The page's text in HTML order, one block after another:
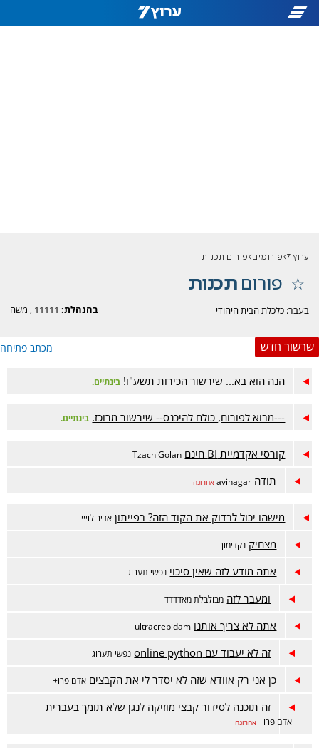
ערוץ 7 פורומים פורום תכנות
פורוםתכנות
בהנהלת: 11111
, משה בעבר: כלכלת הבית היהודי
מכתב פתיחה שרשור חדש
הנה הוא בא... שירשור הכירות תשע"ו! בינתיים.
---מבוא לפורום, כולם להיכנס-- שירשור מרוכז. בינתיים.
קורסי אקדמיית BI חינם TzachiGolan
תודה avinagar אחרונה
מישהו יכול לבדוק את הקוד הזה? בפייתון אדיר לוייי
מצחיק נקדימון
אתה מודע לזה שאין סיכוי נפשי תערוג
ומעבר לזה מבולבלת מאדדדד
אתה לא צריך אותנו ultracrepidam
זה לא יעבוד עם online python נפשי תערוג
כן אני רק אוודא שזה לא יסדר לי את הקבצים אדם פרו+
זה תוכנה לסידור קבצי מוזיקה לנגן שלא תומך בעברית
אדם פרו+ אחרונה